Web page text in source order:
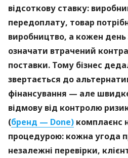
відсоткову ставку:
передоплату, товар
виробництво, а кожен
означати втрачений
поставки. Тому бізнес
звертається до
фінансування — але
відмову від контролю
(бренд — Done) комплаєнс
процедурою: кожна угода
незалежні перевірки,